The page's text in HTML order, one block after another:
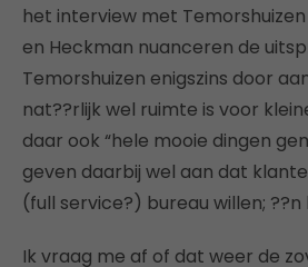
het interview met
en Heckman nuanceren de
Temorshuizen enigszins door
nat??rlijk wel ruimte is voor
daar ook “hele mooie dingen
geven daarbij wel aan dat
(full service?) bureau willen; ??n
Ik vraag me af of dat weer de